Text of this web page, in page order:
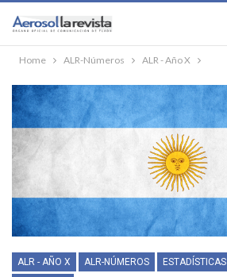
Home ALR-Números ALR - Año X
ALR - AÑO X ALR-NÚMEROS ESTADÍSTICAS